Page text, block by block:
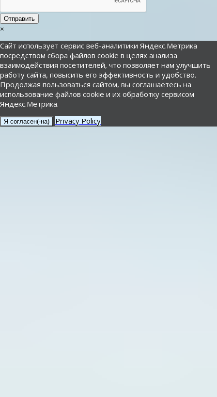
Отправить
×
Сайт использует сервис веб-аналитики Яндекс.Метрика
посредством сбора файлов cookie в целях анализа
взаимодействия посетителей, что позволяет нам улучшить
работу сайта, повысить его эффективность и удобство.
Продолжая пользоваться сайтом, вы соглашаетесь на
использование файлов cookie и их обработку сервисом
Яндекс.Метрика.
Я согласен(-на) Privacy Policy